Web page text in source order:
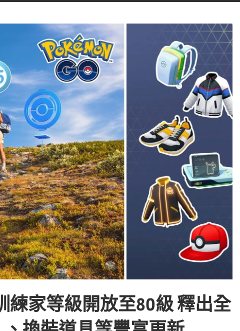
練家等級開放至80級 釋出全